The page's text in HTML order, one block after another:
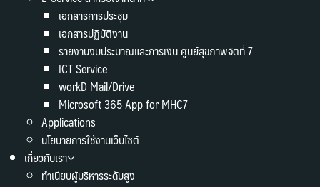
เอกสารการประชุม
เอกสารปฏิบัติงาน
รายงานงบประมาณและการเงิน ศูนย์สุขภาพจิตที่ 7
ICT Service
workD Mail/Drive
Microsoft 365 App for MHC7
Applications
นโยบายการใช้งานเว็บไซต์
เกี่ยวกับเรา
ทำเนียบผู้บริหารระดับสูง